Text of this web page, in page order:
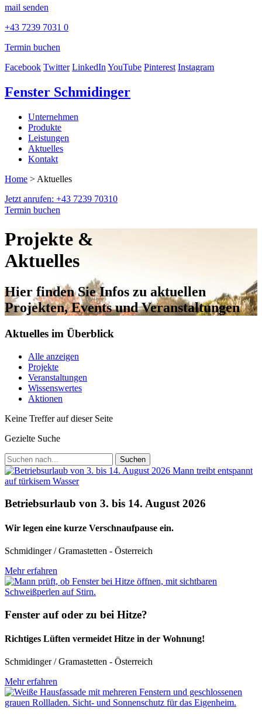
mail senden
+43 7239 7031 0
Termin buchen
Facebook Twitter LinkedInYouTube Pinterest Instagram
Fenster Schmidinger
Unternehmen
Produkte
Leistungen
Aktuelles
Kontakt
Home > Aktuelles
Jetzt anrufen: +43 7239 70310
Termin buchen
Projekte &
Aktuelles
Hier finden Sie Infos zu aktuellen
Projekten, Events und Veranstaltungen
Aktuelles im Überblick
Alle anzeigen
Projekte
Veranstaltungen
Wissenswertes
Aktionen
Keine Treffer auf dieser Seite
Gezielte Suche
Suchen
Betriebsurlaub von 3. bis 14. August 2026
Wir legen eine kurze Verschnaufpause ein.
Schmidinger / Gramastetten - Österreich
Mehr erfahren
Fenster auf oder zu bei Hitze?
Richtiges Lüften vermeidet Hitze in der Wohnung!
Schmidinger / Gramastetten - Österreich
Mehr erfahren